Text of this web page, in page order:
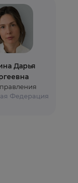
Дарья
Федерация